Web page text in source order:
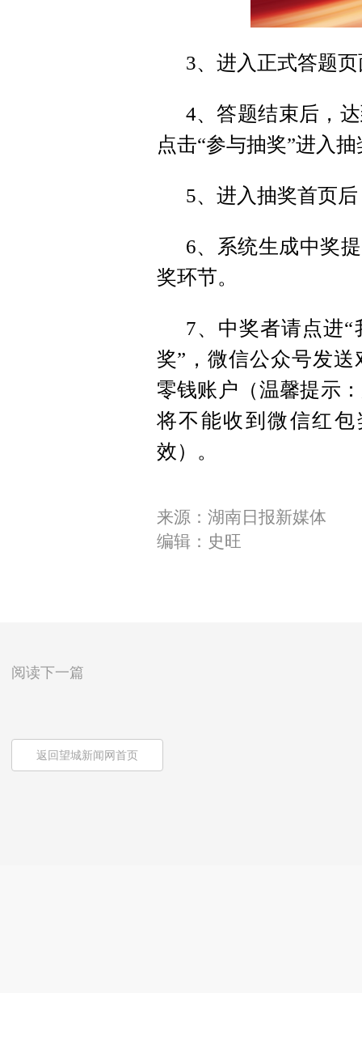
3、进入正式答题
4、答题结束后，
点击“参与抽奖”进入
5、进入抽奖首页
6、系统生成中奖
奖环节。
7、中奖者请点进
奖”，微信公众号发
零钱账户（温馨提示
将不能收到微信红
效）。
来源：湖南日报新媒体
编辑：史旺
阅读下一篇
返回望城新闻网首页